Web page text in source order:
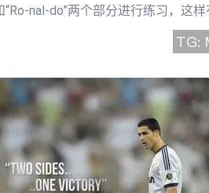
“Ro-nal-do”两个部分进行练习，这